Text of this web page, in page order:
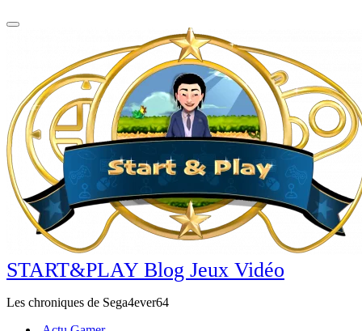
START&PLAY Blog Jeux Vidéo
Les chroniques de Sega4ever64